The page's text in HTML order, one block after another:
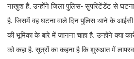
नाखुश हैं. उन्होंने जिला पुलिस- सुपरिटेंडेंट से
है. जिसमें वह घटना वाले दिन पुलिस थाने के
की भूमिका के बारे में जानना चाहा है. उन्होंने क्या
को कहा है. सूत्रों का कहना है कि शुरुआत में